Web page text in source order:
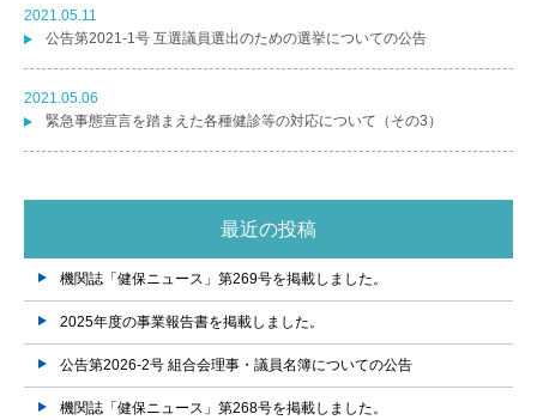
2021.05.11
公告第2021-1号 互選議員選出のための選挙についての公告
2021.05.06
緊急事態宣言を踏まえた各種健診等の対応について（その3）
最近の投稿
機関誌「健保ニュース」第269号を掲載しました。
2025年度の事業報告書を掲載しました。
公告第2026-2号 組合会理事・議員名簿についての公告
機関誌「健保ニュース」第268号を掲載しました。